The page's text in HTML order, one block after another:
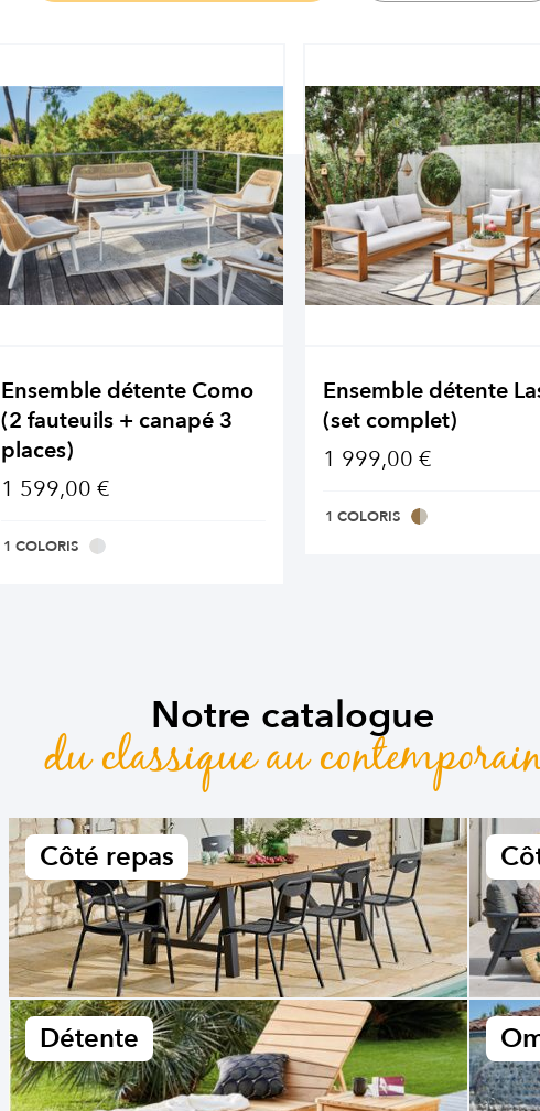
Ensemble détente Como
(2 fauteuils + canapé 3
places)
1 599,00 €
1 COLORIS
Ensemble détente
(set complet)
1 999,00 €
1 COLORIS
Notre catalogue
du classique au
Côté repas
Détente